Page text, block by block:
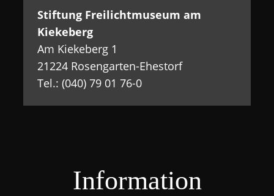
Stiftung Freilichtmuseum am
Kiekeberg
Am Kiekeberg 1
21224 Rosengarten-Ehestorf
Tel.: (040) 79 01 76-0
Information